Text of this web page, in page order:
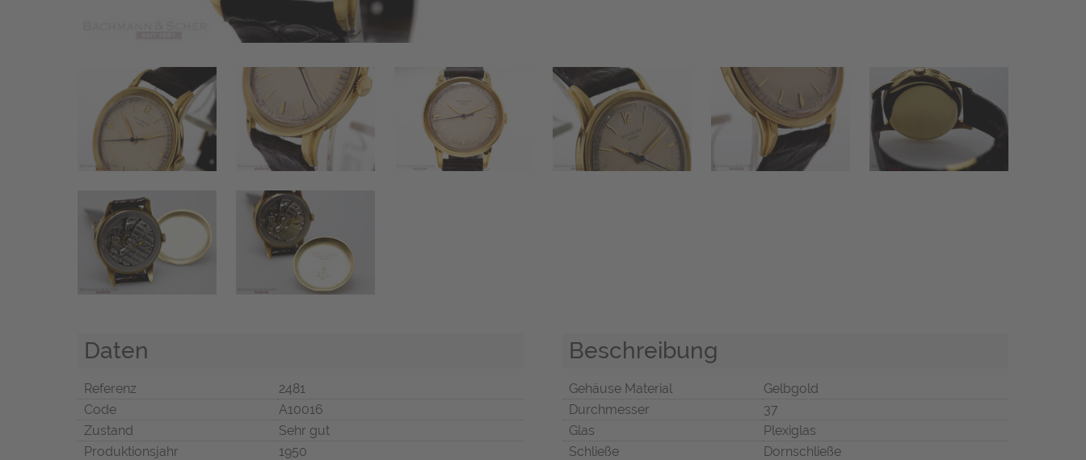
Daten
Referenz
2481
Code
A10016
Zustand
Sehr gut
Produktionsjahr
1950
Beschreibung
Gehäuse Material
Gelbgold
Durchmesser
37
Glas
Plexiglas
Schließe
Dornschließe